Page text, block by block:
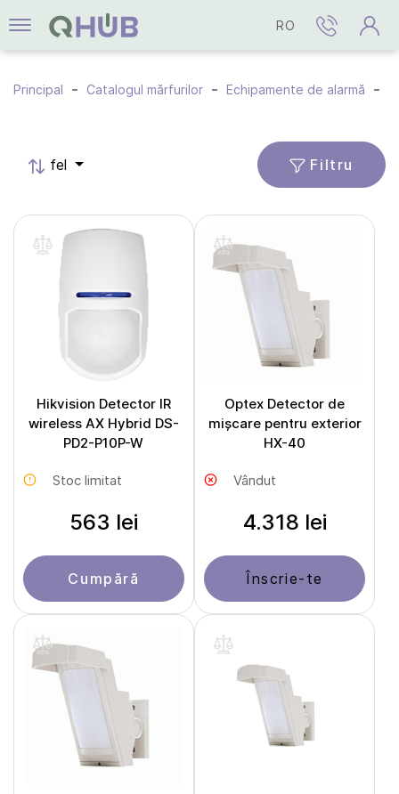
RO
Principal Catalogul mărfurilor Echipamente de alarmă
fel Filtru
Hikvision Detector IR
wireless AX Hybrid DS-
PD2-P10P-W
Stoc limitat
563 lei
Cumpără
Optex Detector de
mișcare pentru exterior
HX-40
Vândut
4.318 lei
Înscrie-te